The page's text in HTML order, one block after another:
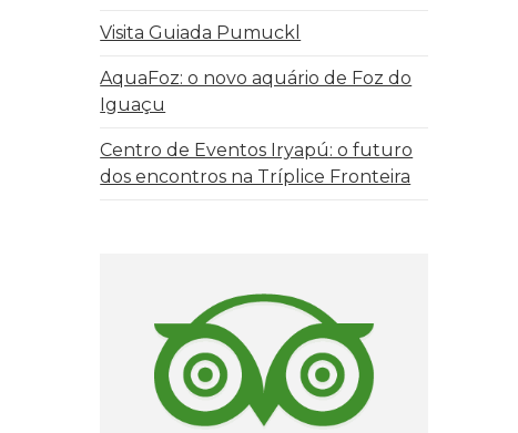
Visita Guiada Pumuckl
AquaFoz: o novo aquário de Foz do
Iguaçu
Centro de Eventos Iryapú: o futuro
dos encontros na Tríplice Fronteira